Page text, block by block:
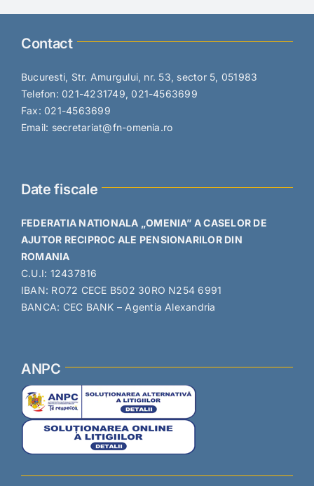
Contact
Bucuresti, Str. Amurgului, nr. 53, sector 5, 051983
Telefon: 021-4231749, 021-4563699
Fax: 021-4563699
Email: secretariat@fn-omenia.ro
Date fiscale
FEDERATIA NATIONALA „OMENIA” A CASELOR DE
AJUTOR RECIPROC ALE PENSIONARILOR DIN
ROMANIA
C.U.I: 12437816
IBAN: RO72 CECE B502 30RO N254 6991
BANCA: CEC BANK – Agentia Alexandria
ANPC